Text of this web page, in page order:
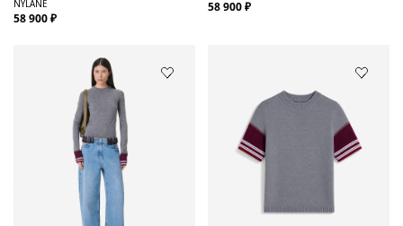
NYLANE
58 900 ₽
58 900 ₽